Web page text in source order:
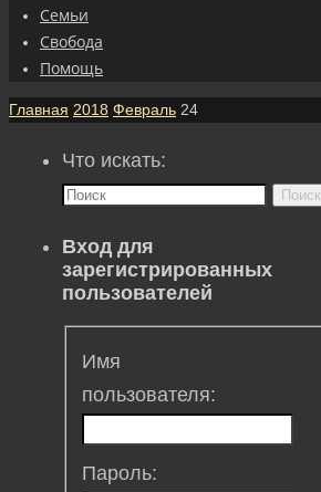
Семьи
Свобода
Помощь
Главная 2018 Февраль 24
Что искать:
Поиск
Вход для
зарегистрированных
пользователей
Имя
пользователя:
Пароль: